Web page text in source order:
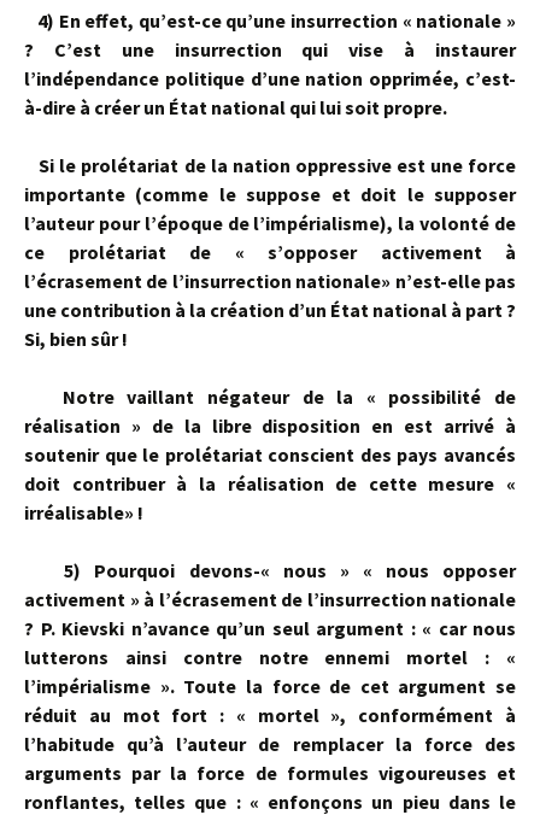
4) En effet, qu’est-ce qu’une insurrection « nationale »
? C’est une insur­rection qui vise à instaurer
l’indépendance politique d’une nation opprimée, c’est-
à-dire à créer un État national qui lui soit propre.
Si le prolétariat de la nation oppressive est une force
importante (comme le suppose et doit le supposer
l’auteur pour l’époque de l’impérialisme), la volonté de
ce prolétariat de « s’opposer activement à
l’écrasement de l’insurrection nationale» n’est-elle pas
une contribution à la création d’un État national à part ?
Si, bien sûr !
Notre vaillant négateur de la « possibilité de
réalisation » de la libre dispo­sition en est arrivé à
soutenir que le prolétariat conscient des pays avan­cés
doit contribuer à la réalisation de cette mesure «
irréalisable» !
5) Pourquoi devons-« nous » « nous opposer
activement » à l’écrasement de l’insurrection nationale
? P. Kievski n’avance qu’un seul argument : « car nous
lutterons ainsi contre notre ennemi mortel : «
l’impérialisme ». Toute la force de cet argument se
réduit au mot fort : « mortel », confor­mément à
l’habitude qu’à l’auteur de remplacer la force des
arguments par la force de formules vigoureuses et
ronflantes, telles que : « enfonçons un pieu dans le